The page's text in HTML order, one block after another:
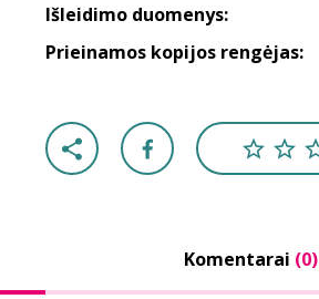
Išleidimo duomenys:
Prieinamos kopijos rengėjas:
Komentarai (0)